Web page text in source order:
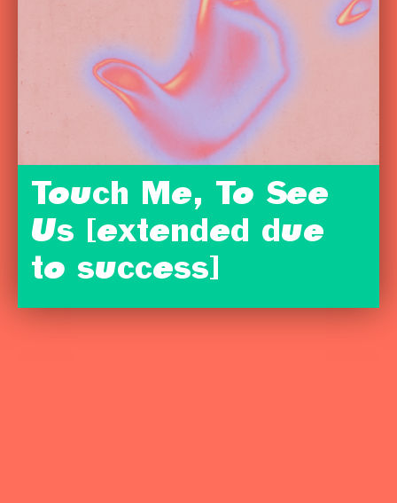
Touch Me, To See
Us [extended due
to success]